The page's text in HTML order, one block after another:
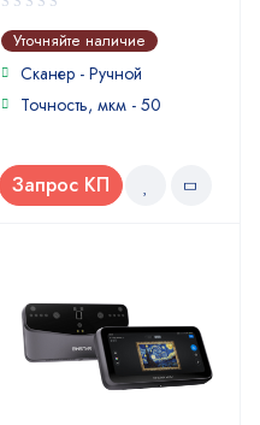
0
out
of
Уточняйте наличие
Сканер - Ручной
Точность, мкм - 50
Запрос КП